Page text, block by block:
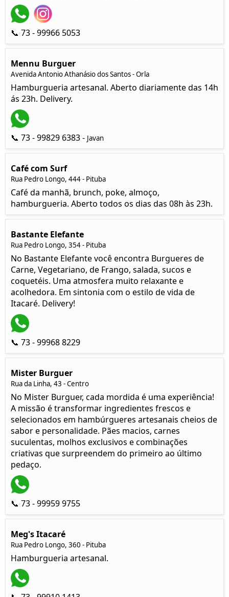
📞 73 - 99966 5053
Mennu Burguer
Avenida Antonio Athanásio dos Santos - Orla
Hamburgueria artesanal. Aberto diariamente das 14h
ás 23h. Delivery.
📞 73 - 99829 6383 - Javan
Café com Surf
Rua Pedro Longo, 444 - Pituba
Café da manhã, brunch, poke, almoço,
hamburgueria. Aberto todos os dias das 08h às 23h.
Bastante Elefante
Rua Pedro Longo, 354 - Pituba
No Bastante Elefante você encontra Burgueres de
Carne, Vegetariano, de Frango, salada, sucos e
coquetéis. Uma atmosfera muito relaxante e
acolhedora. Em sintonia com o estilo de vida de
Itacaré. Delivery!
📞 73 - 99968 8229
Mister Burguer
Rua da Linha, 43 - Centro
No Mister Burguer, cada mordida é uma experiência!
A missão é transformar ingredientes frescos e
selecionados em hambúrgueres artesanais cheios de
sabor e personalidade. Pães macios, carnes
suculentas, molhos exclusivos e combinações
criativas que surpreendem do primeiro ao último
pedaço.
📞 73 - 99959 9755
Meg's Itacaré
Rua Pedro Longo, 360 - Pituba
Hamburgueria artesanal.